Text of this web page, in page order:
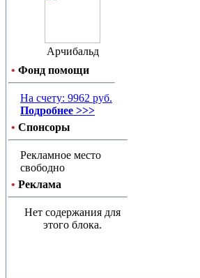
Арчибальд
• Фонд помощи
На счету: 9962 руб.
Подробнее >>>
• Спонсоры
Рекламное место
свободно
• Реклама
Нет содержания для
этого блока.